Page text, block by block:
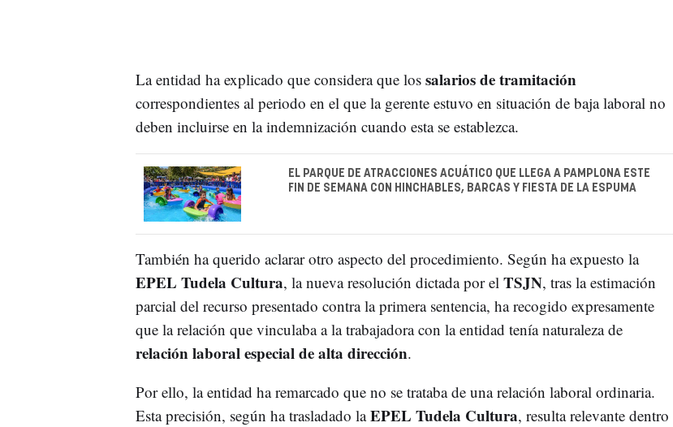
La entidad ha explicado que considera que los salarios de tramitación
correspondientes al periodo en el que la gerente estuvo en situación de baja laboral no
deben incluirse en la indemnización cuando esta se establezca.
EL PARQUE DE ATRACCIONES ACUÁTICO QUE LLEGA A PAMPLONA ESTE
FIN DE SEMANA CON HINCHABLES, BARCAS Y FIESTA DE LA ESPUMA
También ha querido aclarar otro aspecto del procedimiento. Según ha expuesto la
EPEL Tudela Cultura, la nueva resolución dictada por el TSJN, tras la estimación
parcial del recurso presentado contra la primera sentencia, ha recogido expresamente
que la relación que vinculaba a la trabajadora con la entidad tenía naturaleza de
relación laboral especial de alta dirección.
Por ello, la entidad ha remarcado que no se trataba de una relación laboral ordinaria.
Esta precisión, según ha trasladado laEPEL Tudela Cultura, resulta relevante dentro